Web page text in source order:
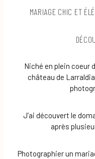
MARIAGE CHIC ET
Niché en plein coeur
château de
J’ai découvert le
après
Photographier un